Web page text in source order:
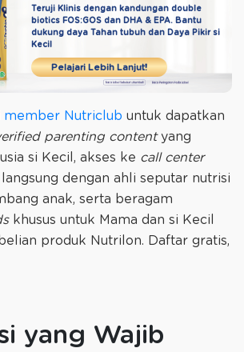
Teruji Klinis dengan kandungan double
biotics FOS:GOS dan DHA & EPA. Bantu
dukung daya Tahan tubuh dan Daya Pikir si
Kecil
Pelajari Lebih Lanjut!
member Nutriclub untuk dapatkan
parenting contentyang
si Kecil, akses ke call center
dengan ahli seputar nutrisi
anak, serta beragam
khusus untuk Mama dan si Kecil
produk Nutrilon. Daftar gratis,
yang Wajib